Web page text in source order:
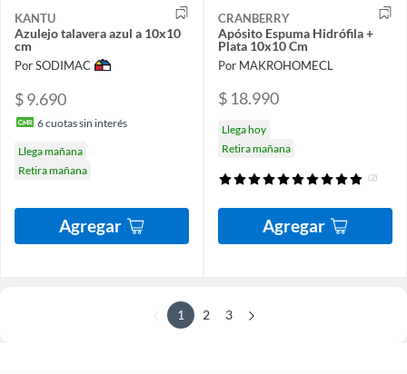
KANTU
Azulejo talavera azul a 10x10
cm
Por SODIMAC
$ 9.690
6cuotas sin interés
Llega mañana
Retira mañana
Agregar
CRANBERRY
Apósito Espuma Hidrófila +
Plata 10x10 Cm
Por MAKROHOMECL
$ 18.990
Llega hoy
Retira mañana
(2)
Agregar
1 2 3